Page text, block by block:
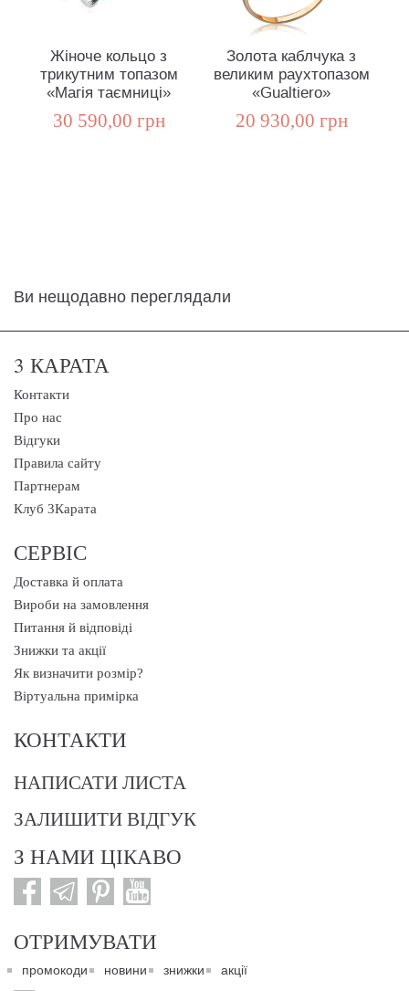
Жіноче кольцо з
трикутним топазом
«Магія таємниці»
30 590,00 грн
Золота каблчука з
великим раухтопазом
«Gualtiero»
20 930,00 грн
Ви нещодавно переглядали
3 КАРАТА
Контакти
Про нас
Відгуки
Правила сайту
Партнерам
Клуб 3Карата
СЕРВІС
Доставка й оплата
Вироби на замовлення
Питання й відповіді
Знижки та акції
Як визначити розмір?
Віртуальна примірка
КОНТАКТИ
НАПИСАТИ ЛИСТА
ЗАЛИШИТИ ВІДГУК
З НАМИ ЦІКАВО
ОТРИМУВАТИ
промокоди новини знижки акції